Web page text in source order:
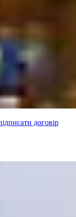
договір